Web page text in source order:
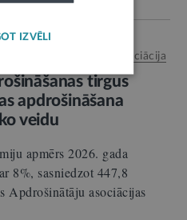
Latvijas Apdrošinātāju asociācija
tirgus
apdrošināšana
veidu
apmērs 2026. gada
8%, sasniedzot 447,8
asociācijas
IZVĒLI